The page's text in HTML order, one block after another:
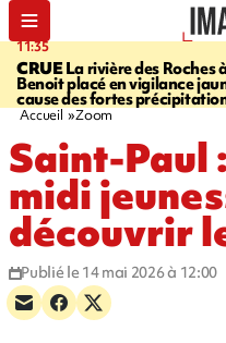
11:35
CRUELa rivière des Roches
Benoit placé en vigilance
cause des fortes
Accueil Zoom
Saint-Paul
midi
découvrir
Publié le 14 mai 2026 à 12:00